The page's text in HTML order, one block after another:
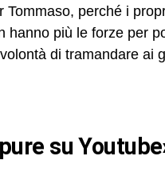
perché i
hanno più le forze per
di tramandare ai
su